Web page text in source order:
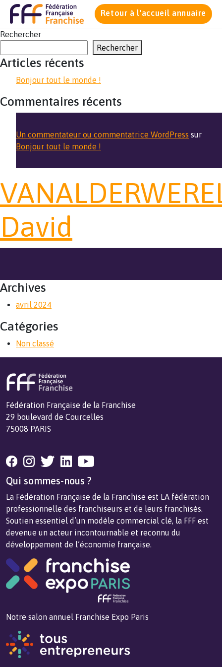
Retour à l'accueil annuaire
Rechercher
Rechercher
Articles récents
Bonjour tout le monde !
Commentaires récents
Un commentateur ou commentatrice WordPress sur
Bonjour tout le monde !
David
Archives
avril 2024
Catégories
Non classé
Fédération Française de la Franchise
29 boulevard de Courcelles
75008 PARIS
Qui sommes-nous ?
La Fédération Française de la Franchise est LA fédération
professionnelle des franchiseurs et de leurs franchisés.
Soutien essentiel d’un modèle commercial clé, la FFF est
devenue un acteur incontournable et reconnu du
développement de l’économie française.
Notre salon annuel Franchise Expo Paris